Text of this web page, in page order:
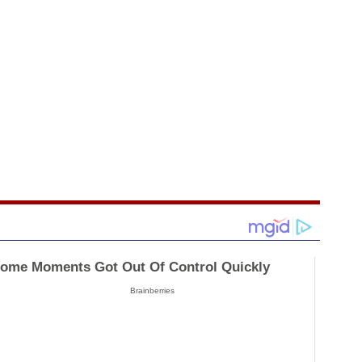
Moments Got Out Of Control Quickly
Brainberries